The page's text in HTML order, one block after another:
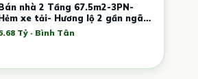
nhà 2 Tầng 67.5m2-3PN-
xe tải- Hương lộ 2 gần ngã 4
Tỷ · Bình Tân